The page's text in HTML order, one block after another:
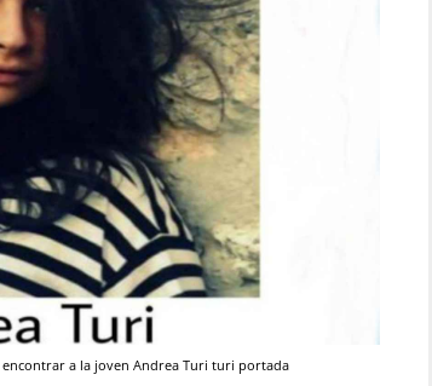
a la joven Andrea Turi turi portada